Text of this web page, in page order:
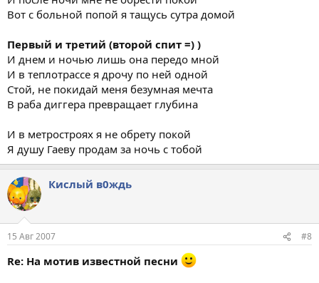
Вот с больной попой я тащусь сутра домой
Первый и третий (второй спит =) )
И днем и ночью лишь она передо мной
И в теплотрассе я дрочу по ней одной
Стой, не покидай меня безумная мечта
В раба диггера превращает глубина
И в метростроях я не обрету покой
Я душу Гаеву продам за ночь с тобой
Кислый в0ждь
15 Авг 2007 #8
Re: На мотив известной песни